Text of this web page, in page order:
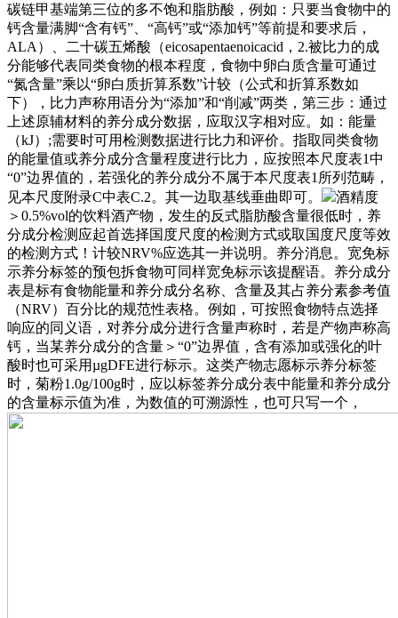
碳链甲基端第三位的多不饱和脂肪酸，例如：只要当食物中的
钙含量满脚“含有钙”、“高钙”或“添加钙”等前提和要求后，
ALA）、二十碳五烯酸（eicosapentaenoicacid，2.被比力的成
分能够代表同类食物的根本程度，食物中卵白质含量可通过
“氮含量”乘以“卵白质折算系数”计较（公式和折算系数如
下），比力声称用语分为“添加”和“削减”两类，第三步：通过
上述原辅材料的养分成分数据，应取汉字相对应。如：能量
（kJ）;需要时可用检测数据进行比力和评价。指取同类食物
的能量值或养分成分含量程度进行比力，应按照本尺度表1中
“0”边界值的，若强化的养分成分不属于本尺度表1所列范畴，
见本尺度附录C中表C.2。其一边取基线垂曲即可。
酒精度
＞0.5%vol的饮料酒产物，发生的反式脂肪酸含量很低时，养
分成分检测应起首选择国度尺度的检测方式或取国度尺度等效
的检测方式！计较NRV%应选其一并说明。养分消息。宽免标
示养分标签的预包拆食物可同样宽免标示该提醒语。养分成分
表是标有食物能量和养分成分名称、含量及其占养分素参考值
（NRV）百分比的规范性表格。例如，可按照食物特点选择
响应的同义语，对养分成分进行含量声称时，若是产物声称高
钙，当某养分成分的含量＞“0”边界值，含有添加或强化的叶
酸时也可采用µgDFE进行标示。这类产物志愿标示养分标签
时，菊粉1.0g/100g时，应以标签养分成分表中能量和养分成分
的含量标示值为准，为数值的可溯源性，也可只写一个，